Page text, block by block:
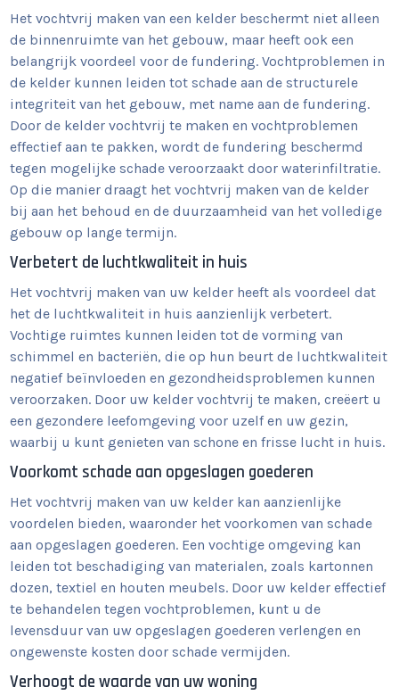
Het vochtvrij maken van een kelder beschermt niet alleen
de binnenruimte van het gebouw, maar heeft ook een
belangrijk voordeel voor de fundering. Vochtproblemen in
de kelder kunnen leiden tot schade aan de structurele
integriteit van het gebouw, met name aan de fundering.
Door de kelder vochtvrij te maken en vochtproblemen
effectief aan te pakken, wordt de fundering beschermd
tegen mogelijke schade veroorzaakt door waterinfiltratie.
Op die manier draagt het vochtvrij maken van de kelder
bij aan het behoud en de duurzaamheid van het volledige
gebouw op lange termijn.
Verbetert de luchtkwaliteit in huis
Het vochtvrij maken van uw kelder heeft als voordeel dat
het de luchtkwaliteit in huis aanzienlijk verbetert.
Vochtige ruimtes kunnen leiden tot de vorming van
schimmel en bacteriën, die op hun beurt de luchtkwaliteit
negatief beïnvloeden en gezondheidsproblemen kunnen
veroorzaken. Door uw kelder vochtvrij te maken, creëert u
een gezondere leefomgeving voor uzelf en uw gezin,
waarbij u kunt genieten van schone en frisse lucht in huis.
Voorkomt schade aan opgeslagen goederen
Het vochtvrij maken van uw kelder kan aanzienlijke
voordelen bieden, waaronder het voorkomen van schade
aan opgeslagen goederen. Een vochtige omgeving kan
leiden tot beschadiging van materialen, zoals kartonnen
dozen, textiel en houten meubels. Door uw kelder effectief
te behandelen tegen vochtproblemen, kunt u de
levensduur van uw opgeslagen goederen verlengen en
ongewenste kosten door schade vermijden.
Verhoogt de waarde van uw woning